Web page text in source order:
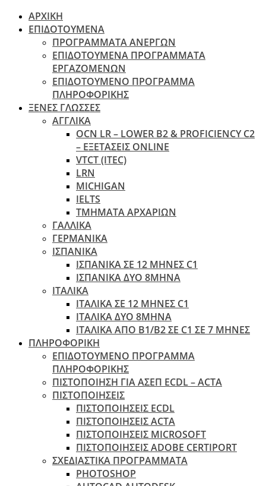
ΑΡΧΙΚΗ
ΕΠΙΔΟΤΟΥΜΕΝΑ
ΠΡΟΓΡΑΜΜΑΤΑ ΑΝΕΡΓΩΝ
ΕΠΙΔΟΤΟΥΜΕΝΑ ΠΡΟΓΡΑΜΜΑΤΑ
ΕΡΓΑΖΟΜΕΝΩΝ
ΕΠΙΔΟΤΟΥΜΕΝΟ ΠΡΟΓΡΑΜΜΑ
ΠΛΗΡΟΦΟΡΙΚΗΣ
ΞΕΝΕΣ ΓΛΩΣΣΕΣ
ΑΓΓΛΙΚΑ
OCN LR – LOWER B2 & PROFICIENCY C2
– ΕΞΕΤΆΣΕΙΣ ONLINE
VTCT (ITEC)
LRN
MICHIGAN
IELTS
ΤΜΗΜΑΤΑ ΑΡΧΑΡΙΩΝ
ΓΑΛΛΙΚΑ
ΓΕΡΜΑΝΙΚΑ
ΙΣΠΑΝΙΚΑ
ΙΣΠΑΝΙΚΑ ΣΕ 12 ΜΗΝΕΣ C1
ΙΣΠΑΝΙΚΑ ΔΥΟ 8ΜΗΝΑ
ΙΤΑΛΙΚΑ
ΙΤΑΛΙΚΑ ΣΕ 12 ΜΗΝΕΣ C1
ΙΤΑΛΙΚΑ ΔΥΟ 8ΜΗΝΑ
ΙΤΑΛΙΚΑ ΑΠΌ B1/B2 ΣΕ C1 ΣΕ 7 ΜΉΝΕΣ
ΠΛΗΡΟΦΟΡΙΚΗ
ΕΠΙΔΟΤΟΥΜΕΝΟ ΠΡΟΓΡΑΜΜΑ
ΠΛΗΡΟΦΟΡΙΚΗΣ
ΠIΣΤΟΠΟΙΗΣΗ ΓΙΑ ΑΣΕΠ ECDL – ACTA
ΠΙΣΤΟΠΟΙΗΣΕΙΣ
ΠΙΣΤΟΠΟΙΗΣΕΙΣ ECDL
ΠΙΣΤΟΠΟΙΗΣΕΙΣ ACTA
ΠΙΣΤΟΠΟΙΗΣΕΙΣ MICROSOFT
ΠΙΣΤΟΠΟΙΗΣΕΙΣ ADOBE CERTIPORT
ΣΧΕΔΙΑΣΤΙΚΑ ΠΡΟΓΡΑΜΜΑΤΑ
PHOTOSHOP